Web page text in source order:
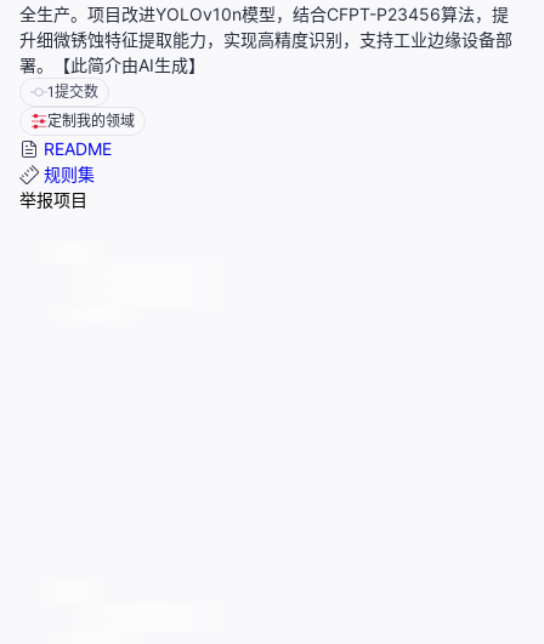
全生产。项目改进YOLOv10n模型，结合CFPT-P23456算法，提
升细微锈蚀特征提取能力，实现高精度识别，支持工业边缘设备部
署。【此简介由AI生成】
1提交数
定制我的领域
README
规则集
举报项目